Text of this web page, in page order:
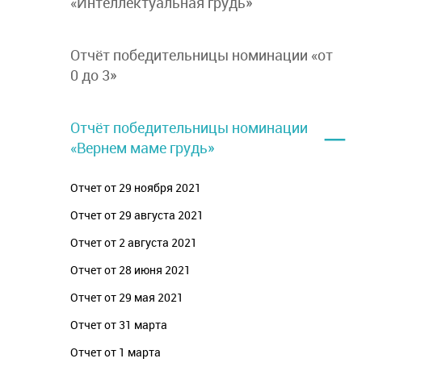
Отчёт победительницы номинации «от
0 до 3»
Отчёт победительницы номинации
«Вернем маме грудь»
–
Отчет от 29 ноября 2021
Отчет от 29 августа 2021
Отчет от 2 августа 2021
Отчет от 28 июня 2021
Отчет от 29 мая 2021
Отчет от 31 марта
Отчет от 1 марта